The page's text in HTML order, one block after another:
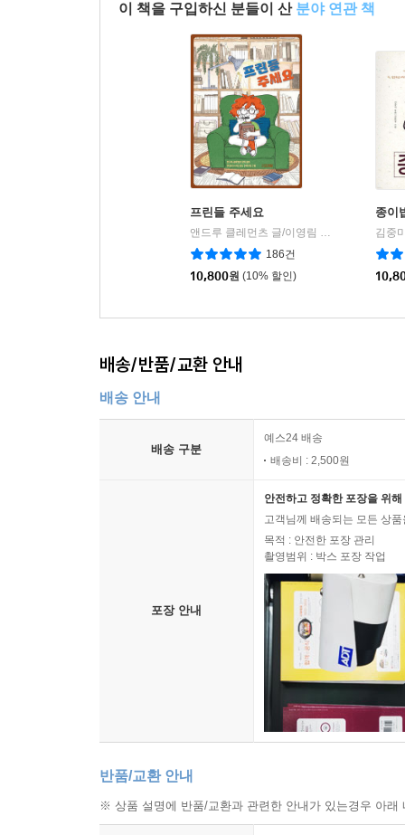
이 책을 구입하신 분들이 산 분야 연관 책
프린들 주세요
앤드루 클레먼츠 글/이영림 그림/햇살과나무꾼 역
186건
10,800원 (10% 할인)
종이
김중
배송/반품/교환 안내
배송 안내
배송 구분
예스24 배송
배송비 : 2,500원
포장 안내
안전하고 정확한 포장을 위
고객님께 배송되는 모든 상
목적 : 안전한 포장 관리
촬영범위 : 박스 포장 작업
반품/교환 안내
※ 상품 설명에 반품/교환과 관련한 안내가 있는경우 아